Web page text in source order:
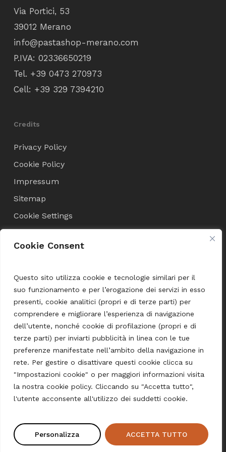
Cookie Consent
Questo sito utilizza cookie e tecnologie similari per il
suo funzionamento e per l’erogazione dei servizi in esso
presenti, cookie analitici (propri e di terze parti) per
comprendere e migliorare l’esperienza di navigazione
dell’utente, nonché cookie di profilazione (propri e di
terze parti) per inviarti pubblicità in linea con le tue
preferenze manifestate nell’ambito della navigazione in
rete. Per gestire o disattivare questi cookie clicca su
"Impostazioni cookie" o per maggiori informazioni visita
la nostra cookie policy. Cliccando su "Accetta tutto",
l'utente acconsente all'utilizzo dei suddetti cookie.
Personalizza ACCETTA TUTTO
Via Portici, 53
39012 Merano
info@pastashop-merano.com
P.IVA: 02336650219
Tel. +39 0473 270973
Cell: +39 329 7394210
Credits
Privacy Policy
Cookie Policy
Impressum
Sitemap
Cookie Settings
Condizioni di Vendita
Terms and Conditions
Shipping and Payment
Language
Deutsch
Italiano
© 2026 Pasta Shop Merano.